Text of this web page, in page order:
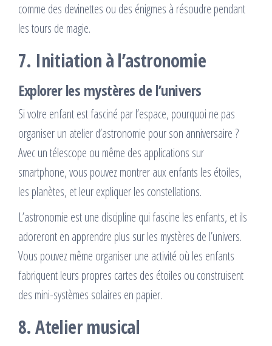
comme des devinettes ou des énigmes à résoudre pendant
les tours de magie.
7. Initiation à l’astronomie
Explorer les mystères de l’univers
Si votre enfant est fasciné par l’espace, pourquoi ne pas
organiser un atelier d’astronomie pour son anniversaire ?
Avec un télescope ou même des applications sur
smartphone, vous pouvez montrer aux enfants les étoiles,
les planètes, et leur expliquer les constellations.
L’astronomie est une discipline qui fascine les enfants, et ils
adoreront en apprendre plus sur les mystères de l’univers.
Vous pouvez même organiser une activité où les enfants
fabriquent leurs propres cartes des étoiles ou construisent
des mini-systèmes solaires en papier.
8. Atelier musical